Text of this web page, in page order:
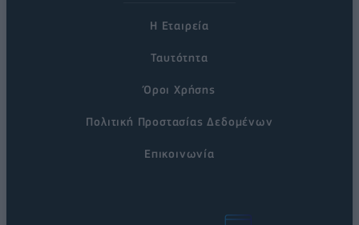
Η Εταιρεία
Ταυτότητα
Όροι Χρήσης
Πολιτική Προστασίας Δεδομένων
Επικοινωνία